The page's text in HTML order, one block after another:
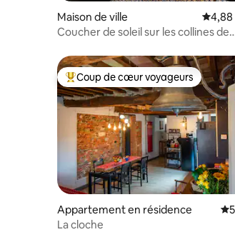
Maison de ville
4,88
Coucher de soleil sur les collines de
Coups de cœur voyageurs les plus
Coup de cœur voyageurs
Appartement en résidence
La cloche